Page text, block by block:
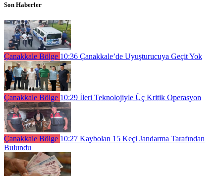
Son Haberler
Çanakkale Bölge 10:36 Çanakkale’de Uyuşturucuya Geçit Yok
Çanakkale Bölge 10:29 İleri Teknolojiyle Üç Kritik Operasyon
Çanakkale Bölge 10:27 Kaybolan 15 Keçi Jandarma Tarafından
Bulundu